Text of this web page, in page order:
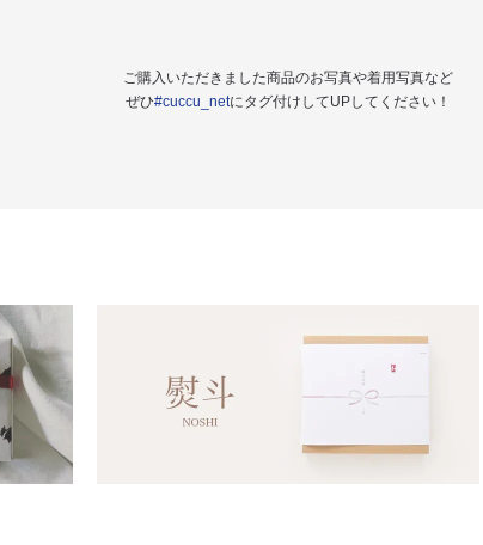
ご購入いただきました商品のお写真や着用写真など
ぜひ#cuccu_netにタグ付けしてUPしてください！